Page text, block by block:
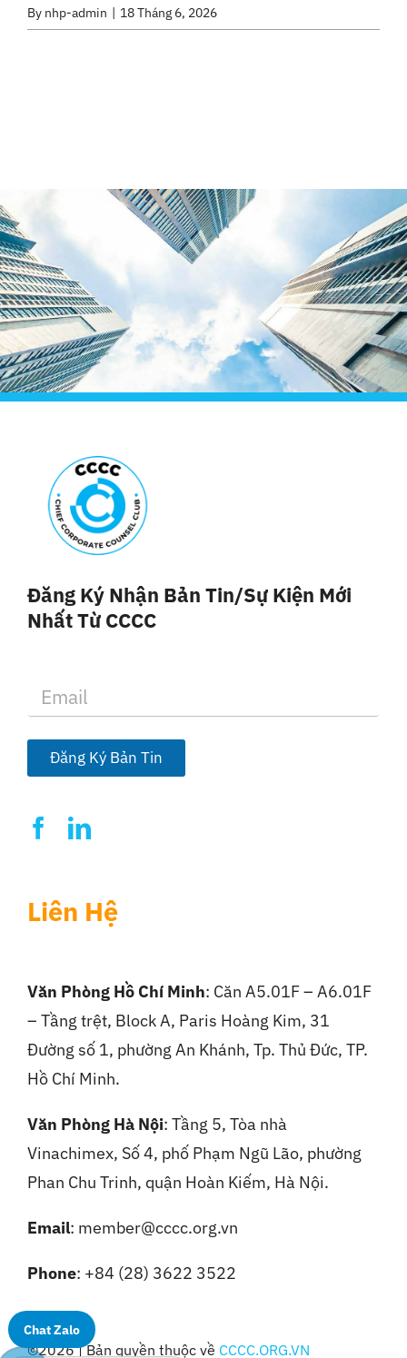
By nhp-admin 18 Tháng 6, 2026
Đăng Ký Nhận Bản Tin/sự Kiện Mới
Nhất Từ CCCC
a
i
*
Đăng Ký Bản Tin
Liên Hệ
Văn Phòng Hồ Chí Minh: Căn A5.01F – A6.01F
– Tầng trệt, Block A, Paris Hoàng Kim, 31
Đường số 1, phường An Khánh, Tp. Thủ Đức, TP.
Hồ Chí Minh.
Văn Phòng Hà Nội: Tầng 5, Tòa nhà
Vinachimex, Số 4, phố Phạm Ngũ Lão, phường
Phan Chu Trinh, quận Hoàn Kiếm, Hà Nội.
Email: member@cccc.org.vn
Phone: +84 (28) 3622 3522
©2026 | Bản quyền thuộc về CCCC.ORG.VN
Chat Zalo